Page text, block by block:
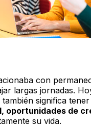
con
largas jornadas.
significa
oportunidades de
su vida.